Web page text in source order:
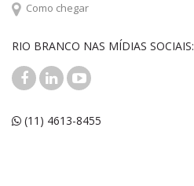
Como chegar
RIO BRANCO NAS MÍDIAS SOCIAIS:
(11) 4613-8455